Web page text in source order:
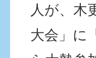
人が、木
大会」に